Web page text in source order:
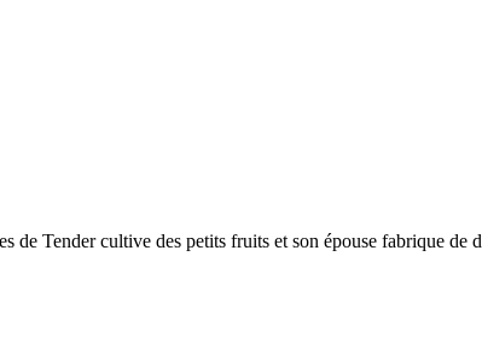
Tender cultive des petits fruits et son épouse fabrique